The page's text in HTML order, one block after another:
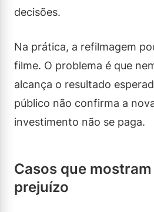
decisões.
Na prática, a refilmagem
filme. O problema é que
alcança o resultado
público não confirma a
investimento não se paga.
Casos que
prejuízo